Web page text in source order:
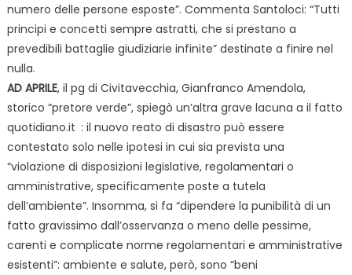
numero delle persone esposte”. Commenta Santoloci: “Tutti
principi e concetti sempre astratti, che si prestano a
prevedibili battaglie giudiziarie infinite” destinate a finire nel
nulla.
AD APRILE, il pg di Civitavecchia, Gianfranco Amendola,
storico “pretore verde”, spiegò un’altra grave lacuna a il fatto
quotidiano.it : il nuovo reato di disastro può essere
contestato solo nelle ipotesi in cui sia prevista una
“violazione di disposizioni legislative, regolamentari o
amministrative, specificamente poste a tutela
dell’ambiente”. Insomma, si fa “dipendere la punibilità di un
fatto gravissimo dall’osservanza o meno delle pessime,
carenti e complicate norme regolamentari e amministrative
esistenti”: ambiente e salute, però, sono “beni